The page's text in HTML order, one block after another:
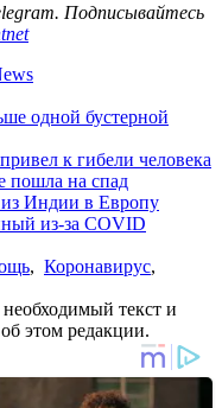
Подписывайтесь
одной бустерной
к гибели человека
пошла на спад
Индии в Европу
из-за COVID
, Коронавирус,
текст и
этом редакции.